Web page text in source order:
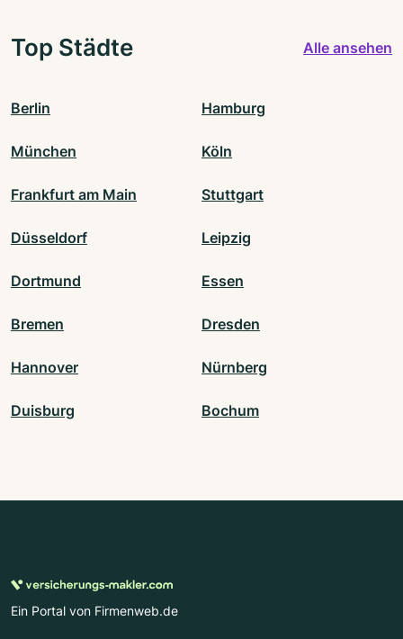
Top Städte Alle ansehen
Berlin Hamburg
München Köln
Frankfurt am Main Stuttgart
Düsseldorf Leipzig
Dortmund Essen
Bremen Dresden
Hannover Nürnberg
Duisburg Bochum
Ein Portal von Firmenweb.de